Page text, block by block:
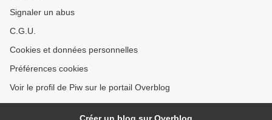
Signaler un abus
C.G.U.
Cookies et données personnelles
Préférences cookies
Voir le profil de Piw sur le portail Overblog